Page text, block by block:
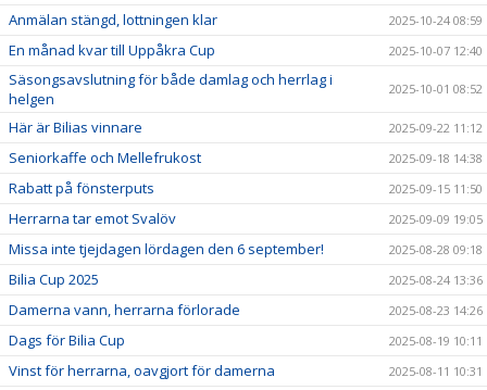
Anmälan stängd, lottningen klar 2025-10-24 08:59
En månad kvar till Uppåkra Cup 2025-10-07 12:40
Säsongsavslutning för både damlag och herrlag i
helgen
2025-10-01 08:52
Här är Bilias vinnare 2025-09-22 11:12
Seniorkaffe och Mellefrukost 2025-09-18 14:38
Rabatt på fönsterputs 2025-09-15 11:50
Herrarna tar emot Svalöv 2025-09-09 19:05
Missa inte tjejdagen lördagen den 6 september! 2025-08-28 09:18
Bilia Cup 2025 2025-08-24 13:36
Damerna vann, herrarna förlorade 2025-08-23 14:26
Dags för Bilia Cup 2025-08-19 10:11
Vinst för herrarna, oavgjort för damerna 2025-08-11 10:31